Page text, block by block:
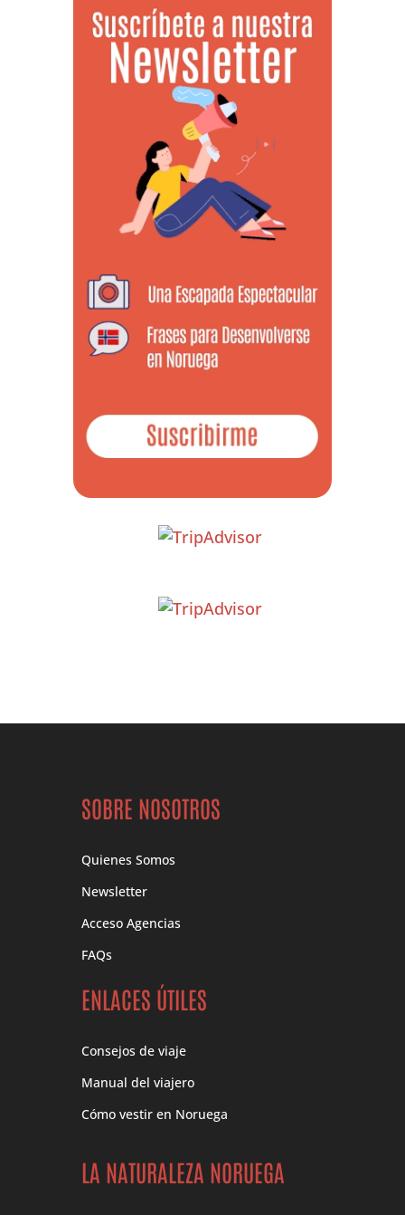
SOBRE NOSOTROS
Quienes Somos
Newsletter
Acceso Agencias
FAQs
ENLACES ÚTILES
Consejos de viaje
Manual del viajero
Cómo vestir en Noruega
LA NATURALEZA NORUEGA